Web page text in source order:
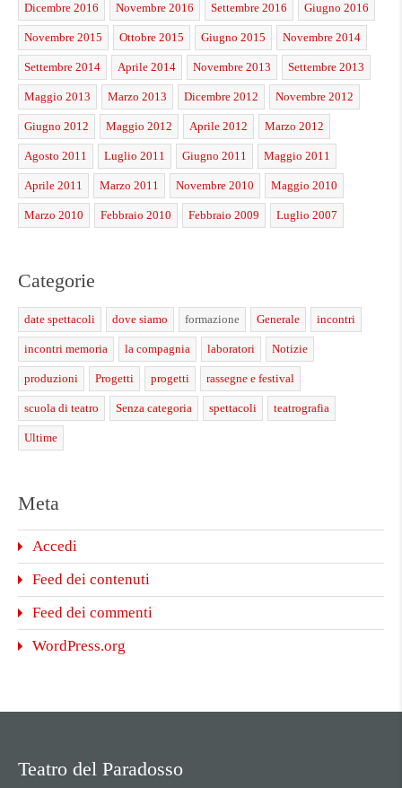
Dicembre 2016 Novembre 2016 Settembre 2016 Giugno 2016
Novembre 2015 Ottobre 2015 Giugno 2015 Novembre 2014
Settembre 2014 Aprile 2014 Novembre 2013 Settembre 2013
Maggio 2013 Marzo 2013 Dicembre 2012 Novembre 2012
Giugno 2012 Maggio 2012 Aprile 2012 Marzo 2012
Agosto 2011 Luglio 2011 Giugno 2011 Maggio 2011
Aprile 2011 Marzo 2011 Novembre 2010 Maggio 2010
Marzo 2010 Febbraio 2010 Febbraio 2009 Luglio 2007
Categorie
date spettacoli dove siamo formazione Generale incontri
incontri memoria la compagnia laboratori Notizie
produzioni Progetti progetti rassegne e festival
scuola di teatro Senza categoria spettacoli teatrografia
Ultime
Meta
Accedi
Feed dei contenuti
Feed dei commenti
WordPress.org
Teatro del Paradosso